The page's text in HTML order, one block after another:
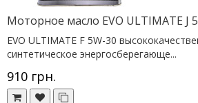
Моторное масло EVO ULTIMATE J
EVO ULTIMATE F 5W-30
синтетическое энергосберегающе...
910 грн.